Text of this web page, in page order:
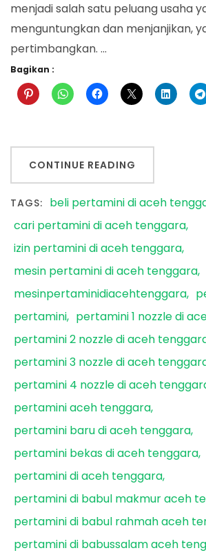
menjadi salah satu peluang usaha
menguntungkan dan menjanjikan,
pertimbangkan. …
Bagikan :
CONTINUE READING
TAGS: beli pertamini di aceh
cari pertamini di aceh tenggara
izin pertamini di aceh tenggara
mesin pertamini di aceh tenggara
mesinpertaminidiacehtenggara
pertamini
pertamini 1 nozzle di
pertamini 2 nozzle di aceh
pertamini 3 nozzle di aceh
pertamini 4 nozzle di aceh
pertamini aceh tenggara
pertamini baru di aceh tenggara
pertamini bekas di aceh tenggara
pertamini di aceh tenggara
pertamini di babul makmur aceh
pertamini di babul rahmah aceh
pertamini di babussalam aceh